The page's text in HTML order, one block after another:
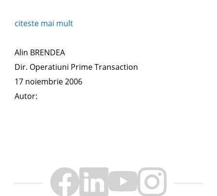
citeste mai mult
Alin BRENDEA
Dir. Operatiuni Prime Transaction
17 noiembrie 2006
Autor: